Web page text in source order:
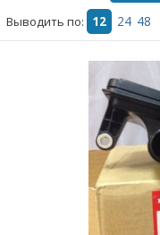
Выводить по:
12 24 48